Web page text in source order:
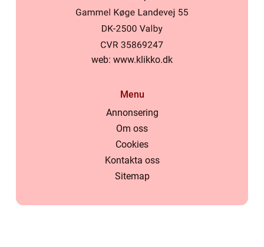
web: www.klikko.dk
Menu
Annonsering
Om oss
Cookies
Kontakta oss
Sitemap